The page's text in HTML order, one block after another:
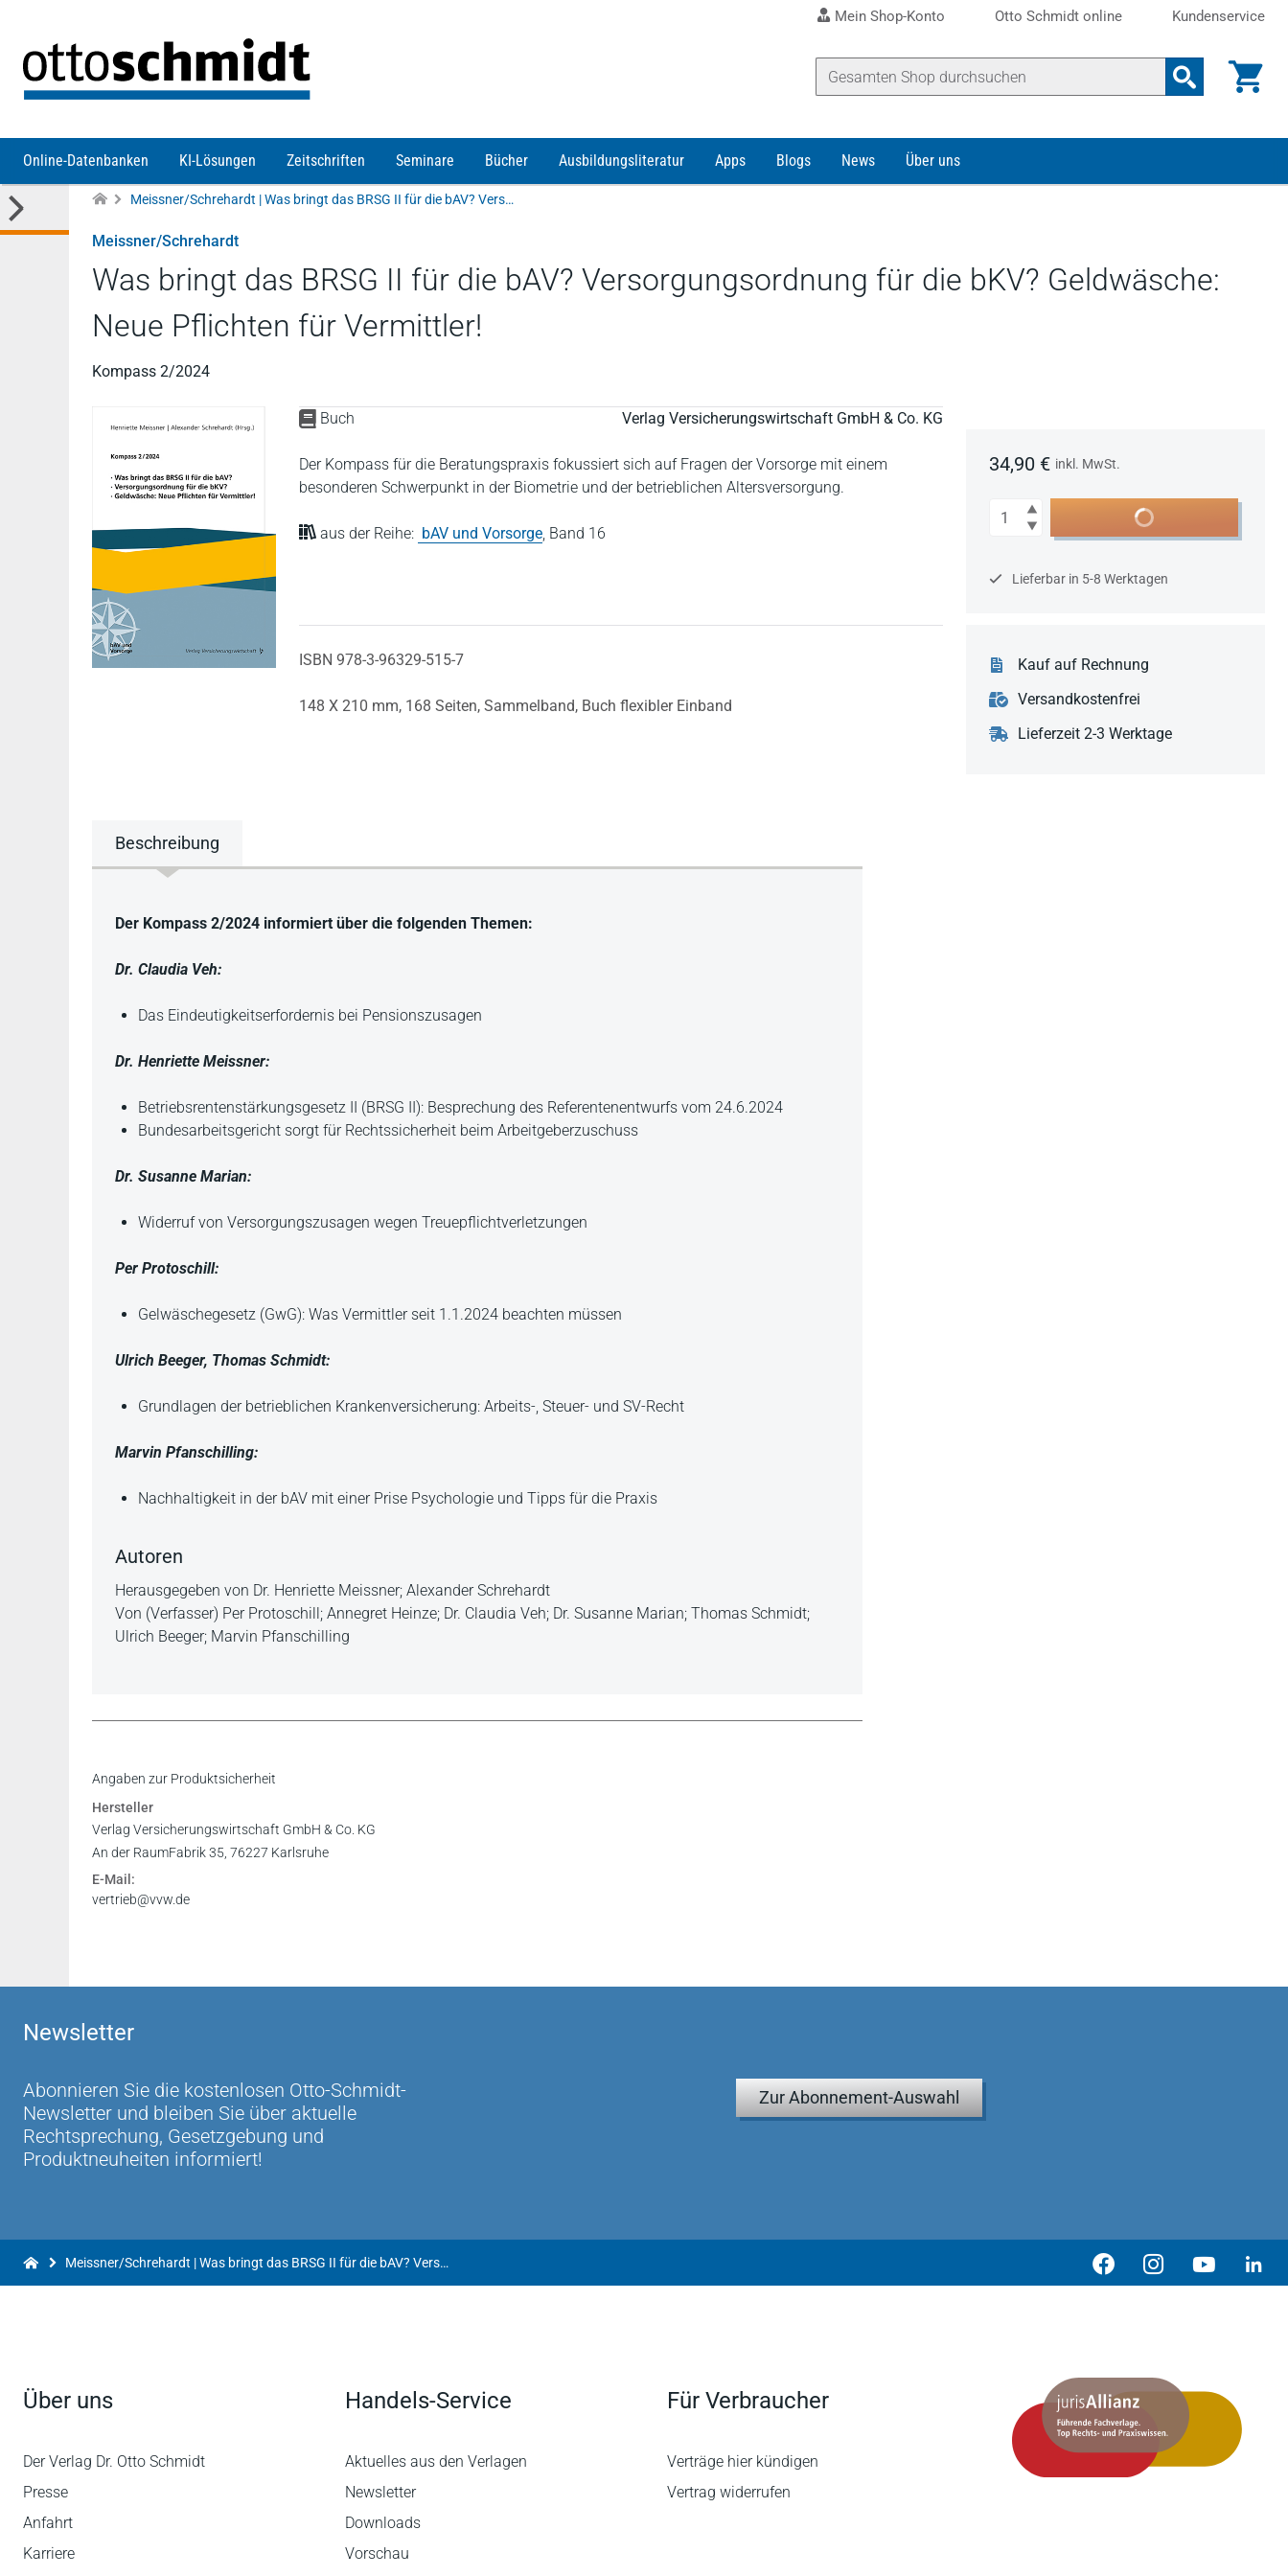
Mein Shop-Konto Otto Schmidt online Kundenservice
Online-Datenbanken KI-Lösungen Zeitschriften Seminare Bücher Ausbildungsliteratur Apps Blogs News Über uns
Meissner/Schrehardt | Was bringt das BRSG II für die bAV? Versorgungsordnung für die bKV? Geldwäsche: Neue Pflichten für Vermittler!
Meissner/Schrehardt
Was bringt das BRSG II für die bAV? Versorgungsordnung für die bKV? Geldwäsche:
Neue Pflichten für Vermittler!
Kompass 2/2024
Buch Verlag Versicherungswirtschaft GmbH & Co. KG
Der Kompass für die Beratungspraxis fokussiert sich auf Fragen der Vorsorge mit einem
besonderen Schwerpunkt in der Biometrie und der betrieblichen Altersversorgung.
aus der Reihe: bAV und Vorsorge, Band 16
ISBN 978-3-96329-515-7
148 X 210 mm, 168 Seiten, Sammelband, Buch flexibler Einband
34,90 € inkl. MwSt.
Anzahl In den Warenkorb
Lieferbar in 5-8 Werktagen
Kauf auf Rechnung
Versandkostenfrei
Lieferzeit 2-3 Werktage
Beschreibung
Beschreibung
Der Kompass 2/2024 informiert über die folgenden Themen:
Dr. Claudia Veh:
Das Eindeutigkeitserfordernis bei Pensionszusagen
Dr. Henriette Meissner:
Betriebsrentenstärkungsgesetz II (BRSG II): Besprechung des Referentenentwurfs vom 24.6.2024
Bundesarbeitsgericht sorgt für Rechtssicherheit beim Arbeitgeberzuschuss
Dr. Susanne Marian:
Widerruf von Versorgungszusagen wegen Treuepflichtverletzungen
Per Protoschill:
Gelwäschegesetz (GwG): Was Vermittler seit 1.1.2024 beachten müssen
Ulrich Beeger, Thomas Schmidt:
Grundlagen der betrieblichen Krankenversicherung: Arbeits-, Steuer- und SV-Recht
Marvin Pfanschilling:
Nachhaltigkeit in der bAV mit einer Prise Psychologie und Tipps für die Praxis
Autoren
Herausgegeben von Dr. Henriette Meissner; Alexander Schrehardt
Von (Verfasser) Per Protoschill; Annegret Heinze; Dr. Claudia Veh; Dr. Susanne Marian; Thomas Schmidt;
Ulrich Beeger; Marvin Pfanschilling
Angaben zur Produktsicherheit
Hersteller
Verlag Versicherungswirtschaft GmbH & Co. KG
An der RaumFabrik 35, 76227 Karlsruhe
E-Mail:
vertrieb@vvw.de
Newsletter
Abonnieren Sie die kostenlosen Otto-Schmidt-
Newsletter und bleiben Sie über aktuelle
Rechtsprechung, Gesetzgebung und
Produktneuheiten informiert!
Zur Abonnement-Auswahl
Meissner/Schrehardt | Was bringt das BRSG II für die bAV? Versorgungsordnung für die bKV? Geldwäsche: Neue Pflichten für Vermittler!
Über uns
Der Verlag Dr. Otto Schmidt
Presse
Anfahrt
Karriere
Handels-Service
Aktuelles aus den Verlagen
Newsletter
Downloads
Vorschau
Für Verbraucher
Verträge hier kündigen
Vertrag widerrufen